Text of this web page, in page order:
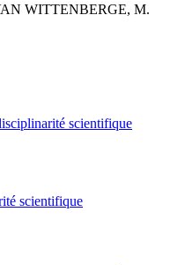
WITTENBERGE, M.
scientifique